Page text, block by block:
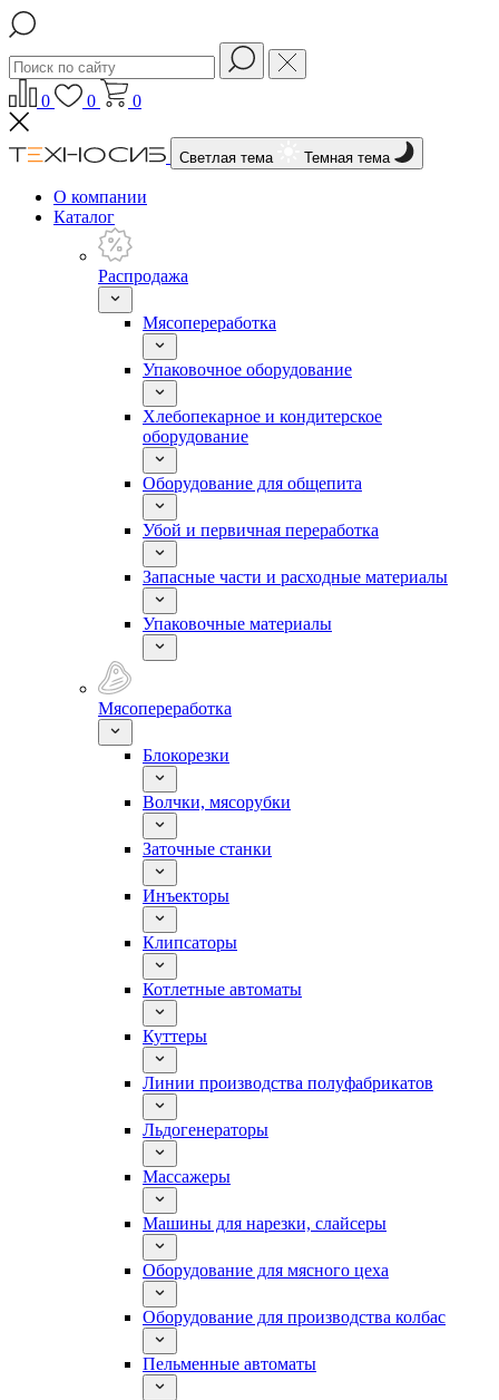
0 0 0
Светлая тема Темная тема
О компании
Каталог
Распродажа
Мясопереработка
Упаковочное оборудование
Хлебопекарное и кондитерское
оборудование
Оборудование для общепита
Убой и первичная переработка
Запасные части и расходные материалы
Упаковочные материалы
Мясопереработка
Блокорезки
Волчки, мясорубки
Заточные станки
Инъекторы
Клипсаторы
Котлетные автоматы
Куттеры
Линии производства полуфабрикатов
Льдогенераторы
Массажеры
Машины для нарезки, слайсеры
Оборудование для мясного цеха
Оборудование для производства колбас
Пельменные автоматы